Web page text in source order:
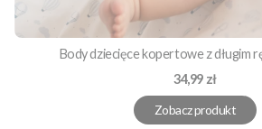
Body dziecięce kopertowe z długim
Cena
34,99 zł
Zobacz produkt